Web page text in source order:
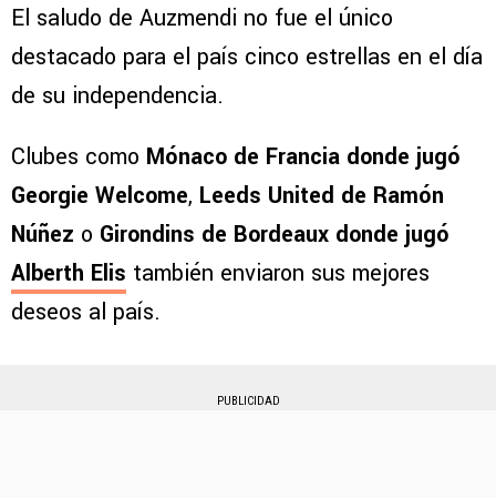
El saludo de Auzmendi no fue el único
destacado para el país cinco estrellas en el día
de su independencia.
Clubes como Mónaco de Francia donde jugó
Georgie Welcome, Leeds United de Ramón
Núñez o Girondins de Bordeaux donde jugó
Alberth Elis también enviaron sus mejores
deseos al país.
PUBLICIDAD